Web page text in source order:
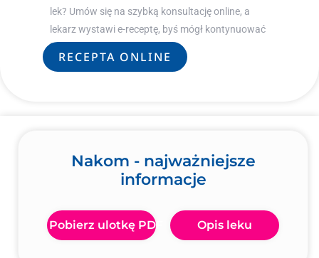
lek? Umów się na szybką konsultację online, a
lekarz wystawi e-receptę, byś mógł kontynuować
leczenie.
RECEPTA ONLINE
Nakom - najważniejsze
informacje
Pobierz ulotkę PDF Opis leku